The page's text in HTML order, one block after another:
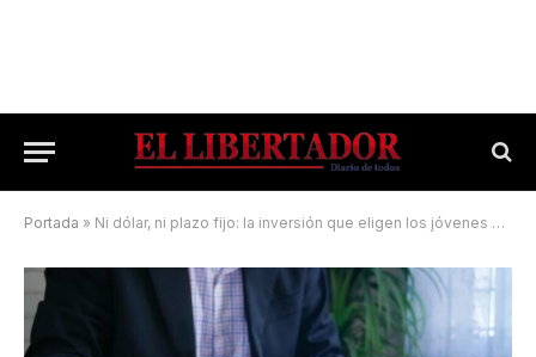
Portada » Ni dólar, ni plazo fijo: la inversión que eligen los jóvenes para ganarle a la inflación